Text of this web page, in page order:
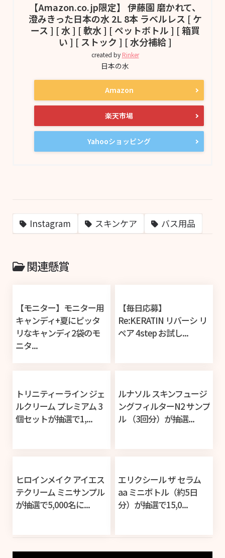
【Amazon.co.jp限定】 伊藤園 磨かれて、
澄みきった日本の水 2L 8本 ラベルレス [ ケ
ース ] [ 水 ] [ 軟水 ] [ ペットボトル ] [ 箱買
い ] [ ストック ] [ 水分補給 ]
created by Rinker
日本の水
Amazon
楽天市場
Yahooショッピング
Instagram スキンケア バス用品
関連懸賞
【モニター】モニター用
キャンディ+夏にピッタ
リなキャンディ2袋のモ
ニタ...
【毎日応募】
Re:KERATIN リバーシ リ
ペア 4step お試し...
トリニティーライン ジェ
ルクリーム プレミアム 3
個セットが抽選で1,...
ルナソル スキンフュージ
ングフィルターN2 サンプ
ル （3回分）が抽選...
ヒロインメイク アイエス
テクリーム ミニサンプル
が抽選で5,000名に...
エリクシール ザ セラム
aa ミニボトル（約5日
分）が抽選で15,0...